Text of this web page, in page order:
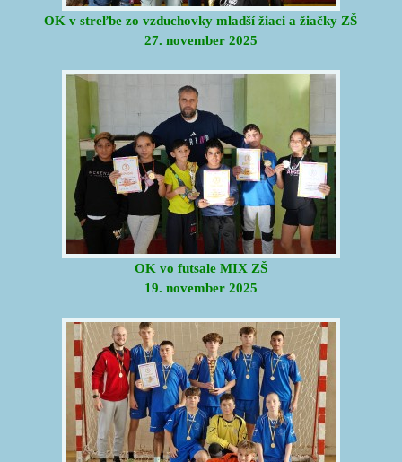
OK v streľbe zo vzduchovky mladší žiaci a žiačky ZŠ
27. november 2025
OK vo futsale MIX ZŠ
19. november 2025